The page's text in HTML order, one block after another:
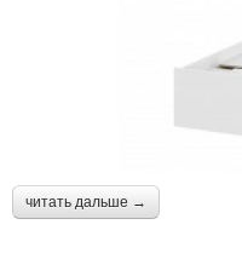
Мебели в офисе
Мебели в маленькой
читать дальше →